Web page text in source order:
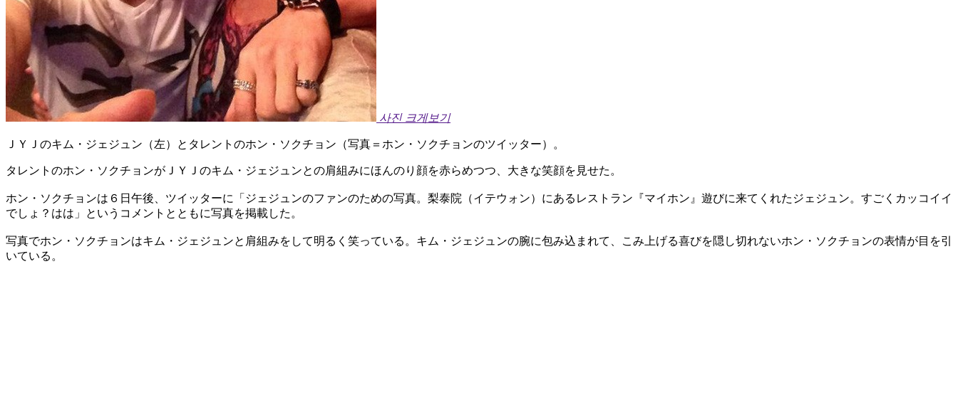
사진 크게보기
ＪＹＪのキム・ジェジュン（左）とタレントのホン・ソクチョン（写真＝ホン・ソクチョンのツイッター）。
タレントのホン・ソクチョンがＪＹＪのキム・ジェジュンとの肩組みにほんのり顔を赤らめつつ、大きな笑顔を見せた。
ホン・ソクチョンは６日午後、ツイッターに「ジェジュンのファンのための写真。梨泰院（イテウォン）にあるレストラン『マイホン』遊びに来てくれたジェジュン。すごくカッコイイ
でしょ？はは」というコメントとともに写真を掲載した。
写真でホン・ソクチョンはキム・ジェジュンと肩組みをして明るく笑っている。キム・ジェジュンの腕に包み込まれて、こみ上げる喜びを隠し切れないホン・ソクチョンの表情が目を引
いている。